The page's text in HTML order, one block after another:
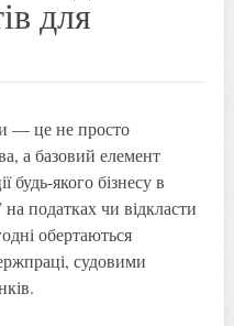
для
— це не просто
а базовий елемент
будь-якого бізнесу в
податках чи відкласти
обертаються
судовими